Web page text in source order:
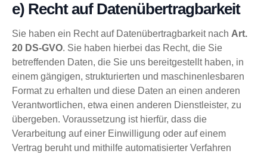
e) Recht auf Datenübertragbarkeit
Sie haben ein Recht auf Datenübertragbarkeit nach Art.
20 DS-GVO. Sie haben hierbei das Recht, die Sie
betreffenden Daten, die Sie uns bereitgestellt haben, in
einem gängigen, strukturierten und maschinenlesbaren
Format zu erhalten und diese Daten an einen anderen
Verantwortlichen, etwa einen anderen Dienstleister, zu
übergeben. Voraussetzung ist hierfür, dass die
Verarbeitung auf einer Einwilligung oder auf einem
Vertrag beruht und mithilfe automatisierter Verfahren